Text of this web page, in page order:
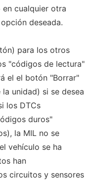
cualquier otra
deseada.
para los otros
"códigos de lectura"
el el botón "Borrar"
unidad) si se desea
los DTCs
duros"
la MIL no se
vehículo se ha
han
circuitos y sensores